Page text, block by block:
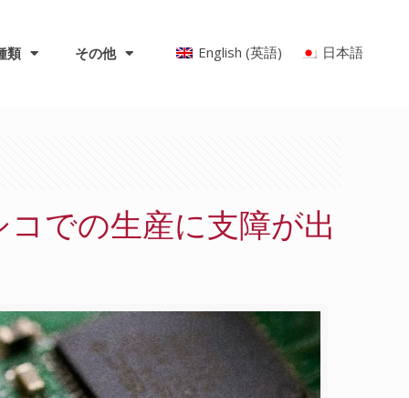
English (英語) 日本語
類 その他
での生産に支障が出